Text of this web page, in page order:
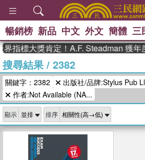
、 The
史是一群喵
登輝時代 、
偉大的迷走神經
暢銷榜 新品 中文 外文 簡體 三
指標大獎肯定！A.F. Steadman 獲
搜尋結果/ 2382
關鍵字：2382
出版社/品牌:Stylus Pub
作者:Not Available (NA...
顯示 排序